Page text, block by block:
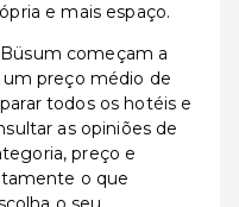
e mais espaço.
começam a
preço médio de
todos os hotéis e
as opiniões de
preço e
o que